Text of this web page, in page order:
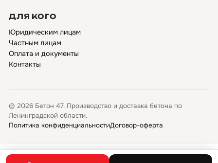
ДЛЯ КОГО
Юридическим лицам
Частным лицам
Оплата и документы
Контакты
© 2026 Бетон 47. Производство и доставка бетона по
Ленинградской области.
Политика конфиденциальностиДоговор-оферта